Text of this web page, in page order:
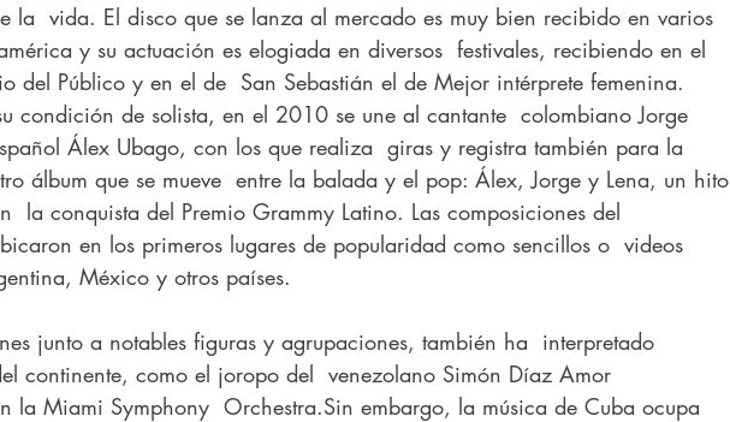
la  vida. El disco que se lanza al mercado es muy bien recibido en varios
y su actuación es elogiada en diversos  festivales, recibiendo en el
del Público y en el de  San Sebastián el de Mejor intérprete femenina.
condición de solista, en el 2010 se une al cantante  colombiano Jorge
Álex Ubago, con los que realiza  giras y registra también para la
álbum que se mueve  entre la balada y el pop: Álex, Jorge y Lena, un hito
la conquista del Premio Grammy Latino. Las composiciones del
en los primeros lugares de popularidad como sencillos o  videos
México y otros países.
continente, como el joropo del  venezolano Simón Díaz Amor
la Miami Symphony  Orchestra.Sin embargo, la música de Cuba ocupa